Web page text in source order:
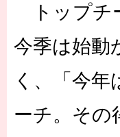
トップチ
今季は始動
く、「今
ーチ。その